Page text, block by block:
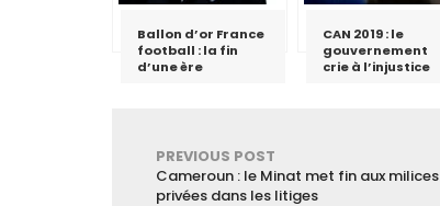
Ballon d’or France
football : la fin
d’une ère
CAN 2019 : le
gouvernement
crie à l’injustice
PREVIOUS POST
Cameroun : le Minat met fin aux milices
privées dans les litiges